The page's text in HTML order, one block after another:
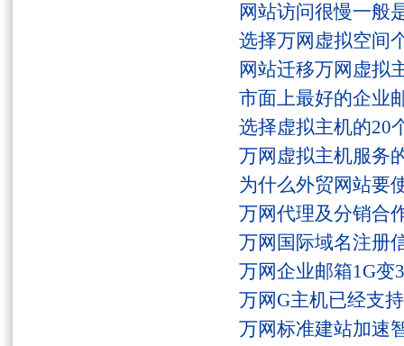
网站访问很慢一般
选择万网虚拟空间
网站迁移万网虚拟
市面上最好的企业
选择虚拟主机的20
万网虚拟主机服务
为什么外贸网站要
万网代理及分销合
万网国际域名注册
万网企业邮箱1G变
万网G主机已经支
万网标准建站加速